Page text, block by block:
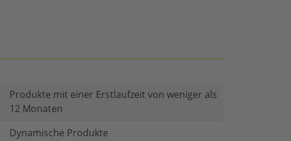
Produkte mit einer Erstlaufzeit von weniger als
12 Monaten
Dynamische Produkte